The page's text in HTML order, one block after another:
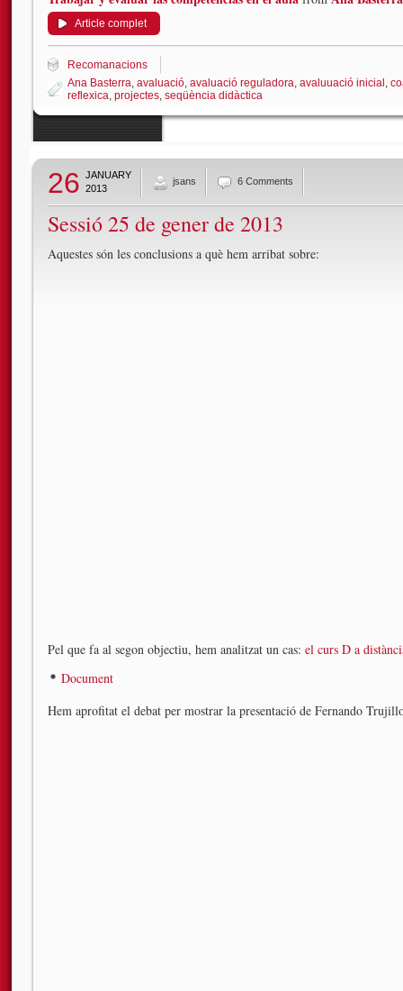
Article complet
Recomanacions
Ana Basterra, avaluació, avaluació reguladora, avaluuació inicial ,
reflexica, projectes, seqüència didàctica
26 JANUARY
2013
jsans 6 Comments
Sessió 25 de gener de 2013
Aquestes són les conclusions a què hem arribat sobre:
Pel que fa al segon objectiu, hem analitzat un cas: el curs D a
Document
Hem aprofitat el debat per mostrar la presentació de Fernando